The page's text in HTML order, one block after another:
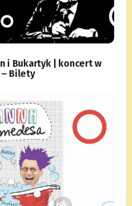
i Bukartyk | koncert w
Bilety